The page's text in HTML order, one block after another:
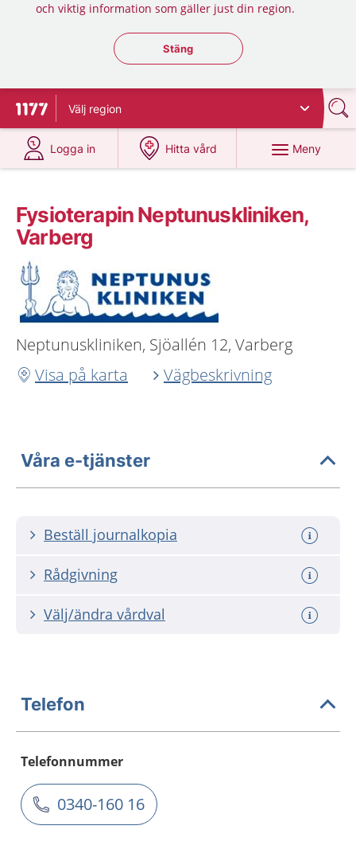
och viktig information som gäller just din region.
Stäng regionsväljaren
Stäng
Till startsidan för 1177
Välj region
Logga in
på 1177.se
Hitta vård
på 1177.se
Meny
Fysioterapin Neptunuskliniken,
Varberg
Neptunuskliniken, Sjöallén 12, Varberg
Visa på karta
Vägbeskrivning
Våra e-tjänster
Beställ journalkopia
Rådgivning
Välj/ändra vårdval
Telefon
Telefonnummer
0340-160 16